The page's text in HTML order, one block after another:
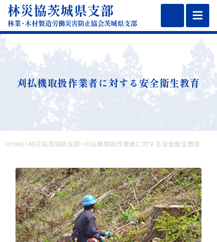
刈払機取扱作業者に対する安全衛生教育
HOME>林災協茨城県支部>刈払機取扱作業者に対する安全衛生教育